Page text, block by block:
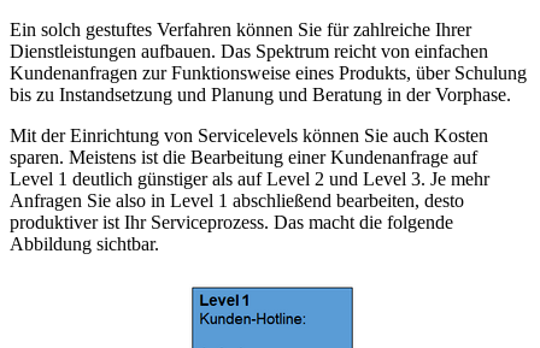
Ein solch gestuftes Verfahren können Sie für zahlreiche Ihrer
Dienstleistungen aufbauen. Das Spektrum reicht von einfachen
Kundenanfragen zur Funktionsweise eines Produkts, über Schulung
bis zu Instandsetzung und Planung und Beratung in der Vorphase.
Mit der Einrichtung von Servicelevels können Sie auch Kosten
sparen. Meistens ist die Bearbeitung einer Kundenanfrage auf
Level 1 deutlich günstiger als auf Level 2 und Level 3. Je mehr
Anfragen Sie also in Level 1 abschließend bearbeiten, desto
produktiver ist Ihr Serviceprozess. Das macht die folgende
Abbildung sichtbar.